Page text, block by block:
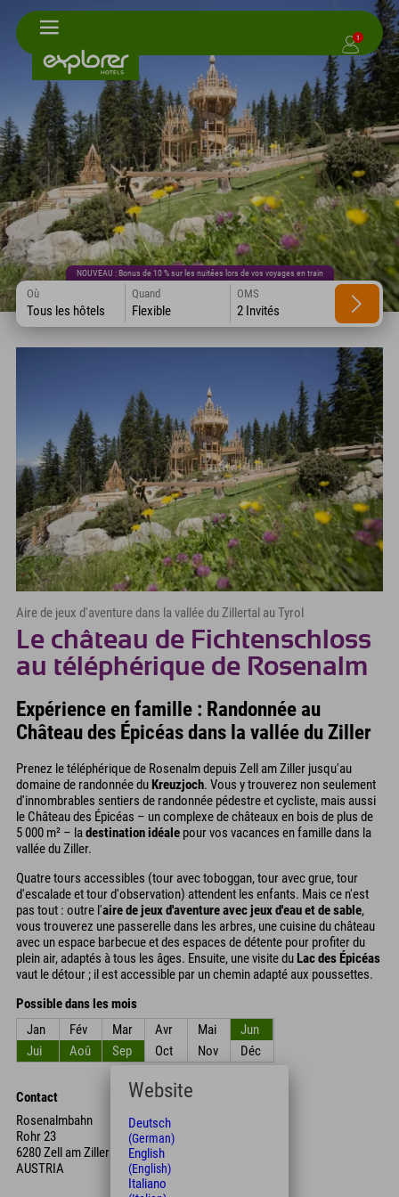
1
NOUVEAU : Bonus de 10 % sur les nuitées lors de vos voyages en train
Où
Tous les hôtels
Quand
Flexible
OMS
2 Invités
Aire de jeux d'aventure dans la vallée du Zillertal au Tyrol
Le château de Fichtenschloss
au téléphérique de Rosenalm
Expérience en famille : Randonnée au
Château des Épicéas dans la vallée du Ziller
Prenez le téléphérique de Rosenalm depuis Zell am Ziller jusqu'au
domaine de randonnée duKreuzjoch. Vous y trouverez non seulement
d'innombrables sentiers de randonnée pédestre et cycliste, mais aussi
le Château des Épicéas – un complexe de châteaux en bois de plus de
5 000 m² – ladestination idéale pour vos vacances en famille dans la
vallée du Ziller.
Quatre tours accessibles (tour avec toboggan, tour avec grue, tour
d'escalade et tour d'observation) attendent les enfants. Mais ce n'est
pas tout : outre l'aire de jeux d'aventure avec jeux d'eau et de sable,
vous trouverez une passerelle dans les arbres, une cuisine du château
avec un espace barbecue et des espaces de détente pour profiter du
plein air, adaptés à tous les âges. Ensuite, une visite duLac des Épicéas
vaut le détour ; il est accessible par un chemin adapté aux poussettes.
Possible dans les mois
Jan
Fév Mar Avr Mai
Jun
Jui
Aoû Sep Oct Nov Déc
Contact
Rosenalmbahn
Rohr 23
6280 Zell am Ziller
AUSTRIA
Website
Deutsch
(German)
English
(English)
Italiano